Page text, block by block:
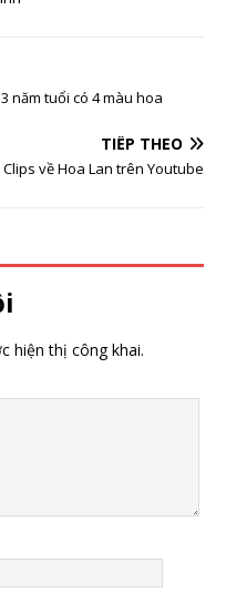
năm tuổi có 4 màu hoa
TIẾP THEO
về Hoa Lan trên Youtube
hiện thị công khai.